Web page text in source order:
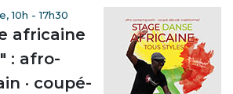
10h - 17h30
africaine
: afro-
· coupé-